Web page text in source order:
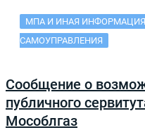
МПА И ИНАЯ
САМОУПРАВЛЕНИЯ
Сообщение о
публичного
Мособлгаз